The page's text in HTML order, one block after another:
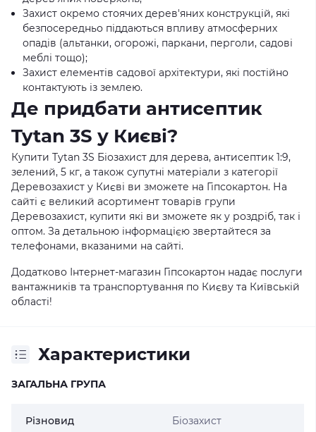
Захист окремо стоячих дерев'яних конструкцій, які
безпосередньо піддаються впливу атмосферних
опадів (альтанки, огорожі, паркани, перголи, садові
меблі тощо);
Захист елементів садової архітектури, які постійно
контактують із землею.
Де придбати антисептик
Tytan 3S у Києві?
Купити Tytan 3S Біозахист для дерева, антисептик 1:9,
зелений, 5 кг, а також супутні матеріали з категорії
Деревозахист у Києві ви зможете на Гіпсокартон. На
сайті є великий асортимент товарів групи
Деревозахист, купити які ви зможете як у роздріб, так і
оптом. За детальною інформацією звертайтеся за
телефонами, вказаними на сайті.
Додатково Інтернет-магазин Гіпсокартон надає послуги
вантажників та транспортування по Києву та Київській
області!
Характеристики
ЗАГАЛЬНА ГРУПА
Різновид Біозахист